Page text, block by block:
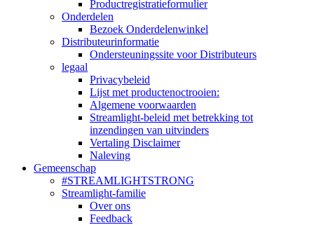
Productregistratieformulier
Onderdelen
Bezoek Onderdelenwinkel
Distributeurinformatie
Ondersteuningssite voor Distributeurs
legaal
Privacybeleid
Lijst met productenoctrooien:
Algemene voorwaarden
Streamlight-beleid met betrekking tot
inzendingen van uitvinders
Vertaling Disclaimer
Naleving
Gemeenschap
#STREAMLIGHTSTRONG
Streamlight-familie
Over ons
Feedback